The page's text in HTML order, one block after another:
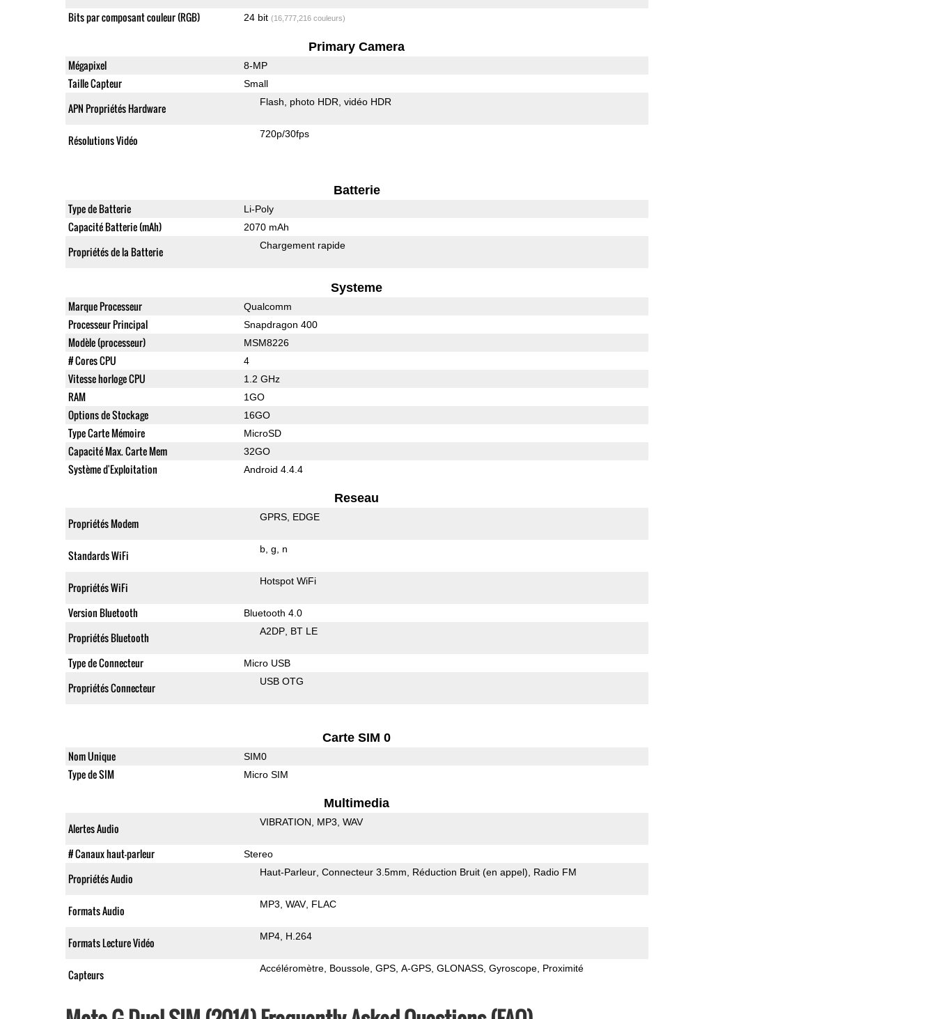
Bits par composant couleur (RGB) 24 bit (16,777,216 couleurs)
Primary Camera
Mégapixel 8-MP
Taille Capteur Small
APN Propriétés Hardware Flash photo HDR vidéo HDR
Résolutions Vidéo 720p/30fps
Batterie
Type de Batterie Li-Poly
Capacité Batterie (mAh) 2070 mAh
Propriétés de la Batterie Chargement rapide
Systeme
Marque Processeur Qualcomm
Processeur Principal Snapdragon 400
Modèle (processeur) MSM8226
# Cores CPU 4
Vitesse horloge CPU 1.2 GHz
RAM 1GO
Options de Stockage 16GO
Type Carte Mémoire MicroSD
Capacité Max. Carte Mem 32GO
Système d'Exploitation Android 4.4.4
Reseau
Propriétés Modem GPRS EDGE
Standards WiFi b g n
Propriétés WiFi Hotspot WiFi
Version Bluetooth Bluetooth 4.0
Propriétés Bluetooth A2DP BT LE
Type de Connecteur Micro USB
Propriétés Connecteur USB OTG
Carte SIM 0
Nom Unique SIM0
Type de SIM Micro SIM
Multimedia
Alertes Audio VIBRATION MP3 WAV
# Canaux haut-parleur Stereo
Propriétés Audio Haut-Parleur Connecteur 3.5mm Réduction Bruit (en appel) Radio FM
Formats Audio MP3 WAV FLAC
Formats Lecture Vidéo MP4 H.264
Capteurs Accéléromètre Boussole GPS A-GPS GLONASS Gyroscope Proximité